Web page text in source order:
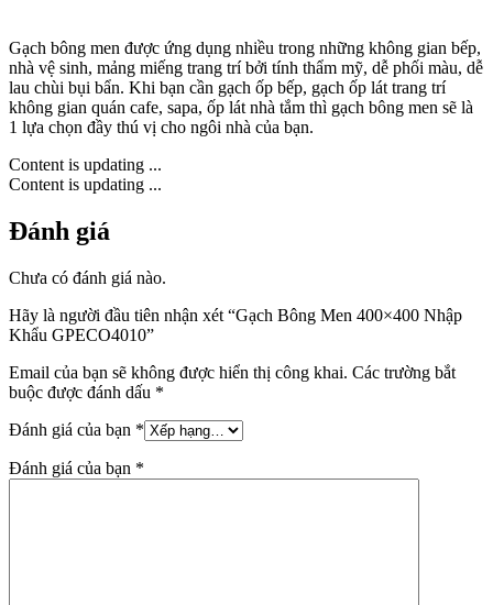
Gạch bông men được ứng dụng nhiều trong những không gian bếp,
nhà vệ sinh, mảng miếng trang trí bởi tính thẩm mỹ, dễ phối màu, dễ
lau chùi bụi bẩn. Khi bạn cần gạch ốp bếp, gạch ốp lát trang trí
không gian quán cafe, sapa, ốp lát nhà tắm thì gạch bông men sẽ là
1 lựa chọn đầy thú vị cho ngôi nhà của bạn.
Content is updating ...
Content is updating ...
Đánh giá
Chưa có đánh giá nào.
Hãy là người đầu tiên nhận xét “Gạch Bông Men 400×400 Nhập
Khẩu GPECO4010”
Email của bạn sẽ không được hiển thị công khai. Các trường bắt
buộc được đánh dấu *
Đánh giá của bạn *
Đánh giá của bạn *